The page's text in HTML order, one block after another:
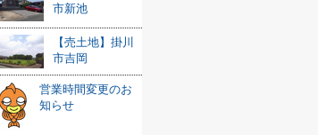
市新池
【売土地】掛川
市吉岡
営業時間変更のお
知らせ